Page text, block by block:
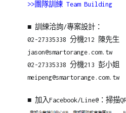
>>團隊訓練 Team Building
■ 訓練洽詢/專案設計：
02-27335338 分機212 陳先生
jason@smartorange.com.tw
02-27335338 分機213 彭小姐
meipeng@smartorange.com.tw
■ 加入Facebook/Line@：掃描